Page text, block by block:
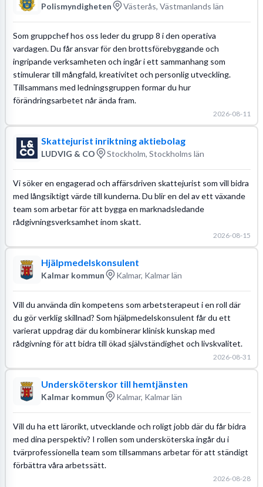
Polismyndigheten Västerås, Västmanlands län
Som gruppchef hos oss leder du grupp 8 i den operativa
vardagen. Du får ansvar för den brottsförebyggande och
ingripande verksamheten och ingår i ett sammanhang som
stimulerar till mångfald, kreativitet och personlig utveckling.
Tillsammans med ledningsgruppen formar du hur
förändringsarbetet når ända fram.
2026-08-11
Skattejurist inriktning aktiebolag
LUDVIG & CO Stockholm, Stockholms län
Vi söker en engagerad och affärsdriven skattejurist som vill bidra
med långsiktigt värde till kunderna. Du blir en del av ett växande
team som arbetar för att bygga en marknadsledande
rådgivningsverksamhet inom skatt.
2026-08-15
Hjälpmedelskonsulent
Kalmar kommun Kalmar, Kalmar län
Vill du använda din kompetens som arbetsterapeut i en roll där
du gör verklig skillnad? Som hjälpmedelskonsulent får du ett
varierat uppdrag där du kombinerar klinisk kunskap med
rådgivning för att bidra till ökad självständighet och livskvalitet.
2026-08-31
Undersköterskor till hemtjänsten
Kalmar kommun Kalmar, Kalmar län
Vill du ha ett lärorikt, utvecklande och roligt jobb där du får bidra
med dina perspektiv? I rollen som undersköterska ingår du i
tvärprofessionella team som tillsammans arbetar för att ständigt
förbättra våra arbetssätt.
2026-08-28